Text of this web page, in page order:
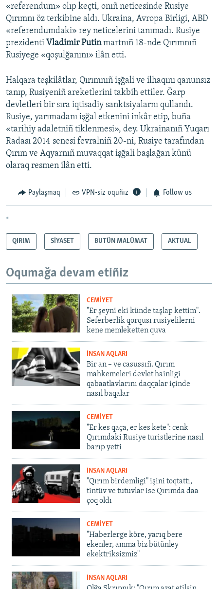
«referendum» olıp keçti, onıñ neticesinde Rusiye
Qırımnı öz terkibine aldı. Ukraina, Avropa Birligi, ABD
«referendumdaki» rey neticelerini tanımadı. Rusiye
prezidenti Vladimir Putinmartnıñ 18-nde Qırımnıñ
Rusiyege «qoşulğanını» ilân etti.
Halqara teşkilâtlar, Qırımnıñ işğali ve ilhaqını qanunsız
tanıp, Rusiyeniñ areketlerini takbih ettiler. Ğarp
devletleri bir sıra iqtisadiy sanktsiyalarnı qullandı.
Rusiye, yarımadanı işğal etkenini inkâr etip, buña
«tarihiy adaletniñ tiklenmesi», dey. Ukrainanıñ Yuqarı
Radası 2014 senesi fevralniñ 20-ni, Rusiye tarafından
Qırım ve Aqyarnıñ muvaqqat işğali başlağan künü
olaraq resmen ilân etti.
Paylaşmaq VPN-siz oquñız Follow us
*
QIRIM SİYASET BUTÜN MALÜMAT AKTUAL
Oqumağa devam etiñiz
CEMİYET
"Er şeyni eki künde taşlap kettim".
Seferberlik qorqusı rusiyelilerni
kene memleketten quva
İNSAN AQLARI
Bir an – ve casussıñ. Qırım
mahkemeleri devlet hainligi
qabaatlavlarını daqqalar içinde
nasıl baqalar
CEMİYET
"Er kes qaça, er kes kete": cenk
Qırımdaki Rusiye turistlerine nasıl
barıp yetti
İNSAN AQLARI
"Qırım birdemligi" işini toqtattı,
tintüv ve tutuvlar ise Qırımda daa
çoq oldı
CEMİYET
"Haberlerge köre, yarıq bere
ekenler, amma biz bütünley
ekektriksizmiz"
İNSAN AQLARI